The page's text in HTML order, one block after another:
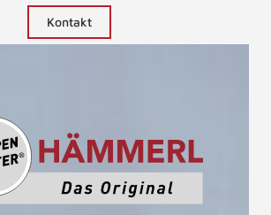
Kontakt